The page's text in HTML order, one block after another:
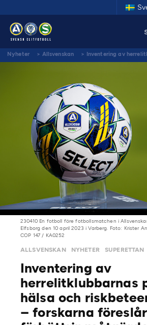
Nyheter > Allsvenskan > Inventering av
230410 En fotboll före fotbollsmatchen i
Elfsborg den 10 april 2023 i Varberg. Foto: Krister
COP 147 / KA0252
ALLSVENSKAN NYHETER SUPERETTAN
Inventering av
herrelitklubbarnas
hälsa och
– forskarna föreslår